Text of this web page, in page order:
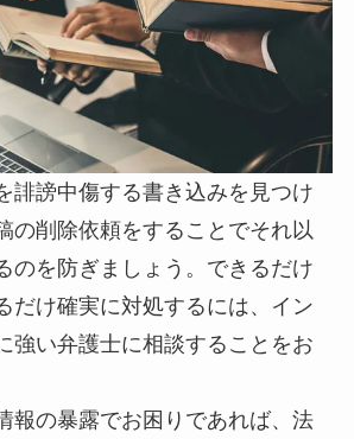
誹謗中傷する書き込みを見つけ
の削除依頼をすることでそれ以
のを防ぎましょう。できるだけ
だけ確実に対処するには、イン
強い弁護士に相談することをお
報の暴露でお困りであれば、法